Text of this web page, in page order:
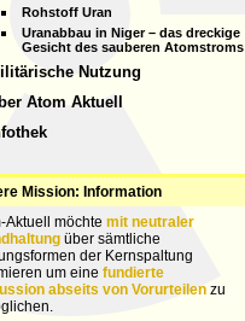
Rohstoff Uran
Uranabbau in Niger – das dreckige
Gesicht des sauberen Atomstroms
Nutzung
Atom Aktuell
Mission: Information
Aktuell möchte mit neutraler
über sämtliche
der Kernspaltung
um eine fundierte
abseits von Vorurteilen zu